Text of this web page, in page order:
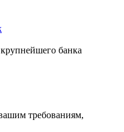
банка
требованиям,